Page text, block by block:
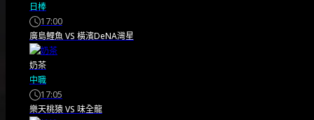
FIFA 世界盃官方歌曲
評比
日棒
17:00
廣島鯉魚 VS 橫濱DeNA灣星
奶茶
中職
17:05
樂天桃猿VS 味全龍